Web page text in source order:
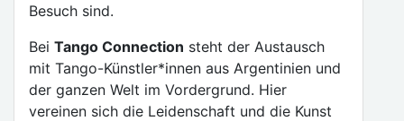
Besuch sind.
Bei Tango Connection steht der Austausch
mit Tango-Künstler*innen aus Argentinien und
der ganzen Welt im Vordergrund. Hier
vereinen sich die Leidenschaft und die Kunst